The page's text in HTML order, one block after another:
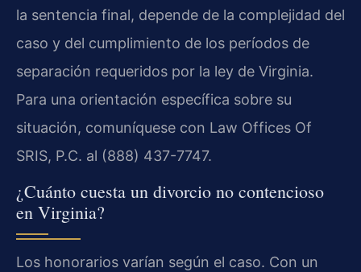
la sentencia final, depende de la complejidad del
caso y del cumplimiento de los períodos de
separación requeridos por la ley de Virginia.
Para una orientación específica sobre su
situación, comuníquese con Law Offices Of
SRIS, P.C. al (888) 437-7747.
¿Cuánto cuesta un divorcio no contencioso
en Virginia?
Los honorarios varían según el caso. Con un